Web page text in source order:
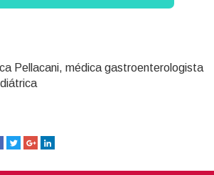
Pellacani, médica gastroenterologista